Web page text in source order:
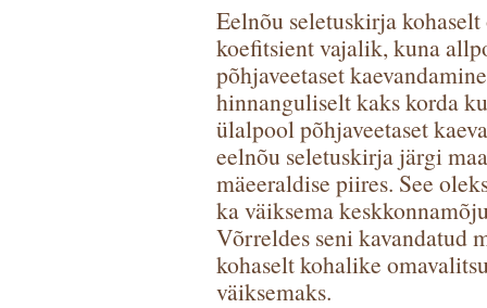
Eelnõu seletuskirja kohaselt
koefitsient vajalik, kuna
põhjaveetaset
hinnanguliselt kaks korda
ülalpool põhjaveetaset
eelnõu seletuskirja järgi
mäeeraldise piires. See
ka väiksema
Võrreldes seni kavandatud
kohaselt kohalike
väiksemaks.